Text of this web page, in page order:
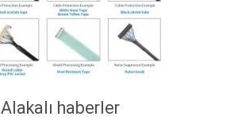
Alakalı haberler